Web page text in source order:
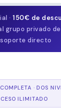
·150€ de
grupo privado
directo
· DOS
ILIMITADO